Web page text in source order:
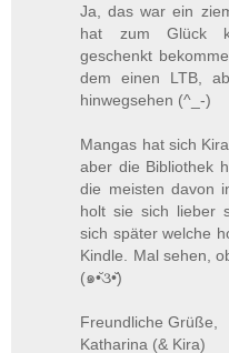
Ja, das war ein
hat zum Glück
geschenkt
dem einen LTB,
hinwegsehen (^_-)
Mangas hat sich
aber die Bibliothek
die meisten davon
holt sie sich lieber
sich später welche
Kindle. Mal sehen,
(๑•̆૩•̆)
Freundliche Grüße,
Katharina (& Kira)